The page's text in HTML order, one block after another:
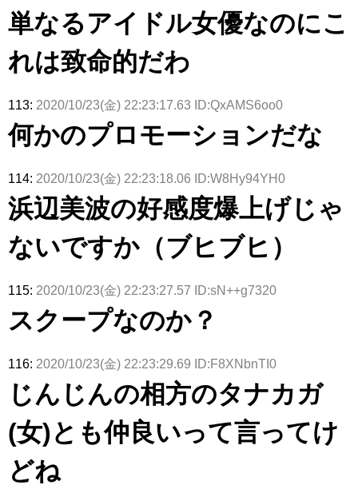
ト！」水曜
スタジオ出
る...
【くりぃむ
ナンタラ】
ィット 東
京ドーム公
んと再会し
た結果･･･
単なるアイドル女優なのにこ
れは致命的だわ
113: 2020/10/23(金) 22:23:17.63 ID:QxAMS6oo0
何かのプロモーションだな
114: 2020/10/23(金) 22:23:18.06 ID:W8Hy94YH0
浜辺美波の好感度爆上げじゃ
ないですか（ブヒブヒ）
115: 2020/10/23(金) 22:23:27.57 ID:sN++g7320
スクープなのか？
116: 2020/10/23(金) 22:23:29.69 ID:F8XNbnTI0
じんじんの相方のタナカガ
(女)とも仲良いって言ってけ
どね